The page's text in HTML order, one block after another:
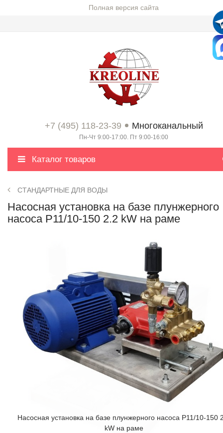
Полная версия сайта
+7 (495) 118-23-39 Многоканальный
Пн-Чт 9:00-17:00. Пт 9:00-16:00
Каталог товаров
СТАНДАРТНЫЕ ДЛЯ ВОДЫ
Насосная установка на базе плунжерного
насоса P11/10-150 2.2 kW на раме
Насосная установка на базе плунжерного насоса P11/10-150
kW на раме